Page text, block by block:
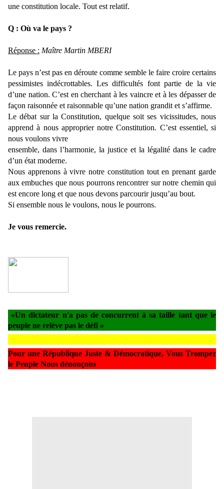
une constitution locale. Tout est relatif.
Q : Où va le pays ?
Réponse : Maître Martin MBERI
Le pays n’est pas en déroute comme semble le faire croire certains
pessimistes indécrottables. Les difficultés font partie de la vie
d’une nation. C’est en cherchant à les vaincre et à les dépasser de
façon raisonnée et raisonnable qu’une nation grandit et s’affirme.
Le débat sur la Constitution, quelque soit ses vicissitudes, nous
apprend à nous approprier notre Constitution. C’est essentiel, si
nous voulons vivre
ensemble, dans l’harmonie, la justice et la légalité dans le cadre
d’un état moderne.
Nous apprenons à vivre notre constitution tout en prenant garde
aux embuches que nous pourrons rencontrer sur notre chemin qui
est encore long et que nous devons parcourir jusqu’au bout.
Si ensemble nous le voulons, nous le pourrons.
Je vous remercie.
«Un dictateur n'a pas de concurrent à sa taille tant que le
peuple ne relève pas le défi »
Pour une République Juste & Démocratique, Vous Trompez
le Peuple Nous dénonçons